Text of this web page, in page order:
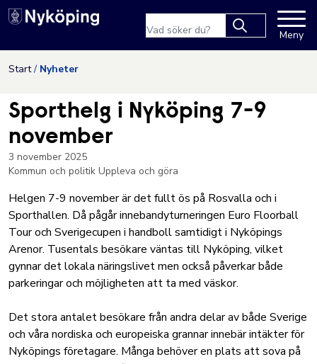
Nyköpings kommuns
Meny
Start Nyheter
Sporthelg i Nyköping 7-9
november
3 november 2025
Kommun och politik Uppleva och göra
Helgen 7-9 november är det fullt ös på Rosvalla och i
Sporthallen. Då pågår innebandyturneringen Euro Floorball
Tour och Sverigecupen i handboll samtidigt i Nyköpings
Arenor. Tusentals besökare väntas till Nyköping, vilket
gynnar det lokala näringslivet men också påverkar både
parkeringar och möjligheten att ta med väskor.
Det stora antalet besökare från andra delar av både Sverige
och våra nordiska och europeiska grannar innebär intäkter för
Nyköpings företagare. Många behöver en plats att sova på